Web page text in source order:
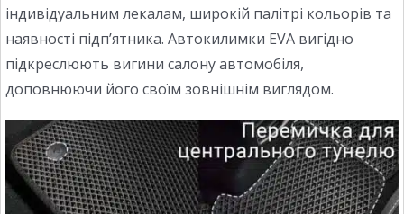
індивідуальним лекалам, широкій палітрі кольорів та
наявності підп’ятника. Автокилимки EVA вигідно
підкреслюють вигини салону автомобіля,
доповнюючи його своїм зовнішнім виглядом.